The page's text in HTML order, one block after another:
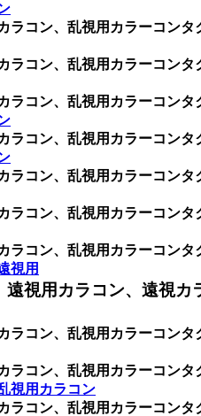
ラコン、乱視用カラーコン
ラコン、乱視用カラーコン
ラコン、乱視用カラーコン
ラコン、乱視用カラーコン
ラコン、乱視用カラーコン
ラコン、乱視用カラーコン
ラコン、乱視用カラーコン
視用
視用カラコン、遠視カ
ラコン、乱視用カラーコン
ラコン、乱視用カラーコン
視用カラコン
ラコン、乱視用カラーコン